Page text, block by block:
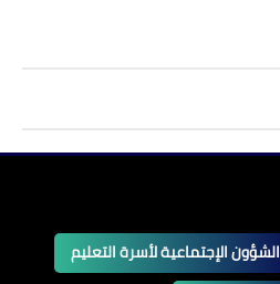
الشؤون الإجتماعية لأسرة التعليم